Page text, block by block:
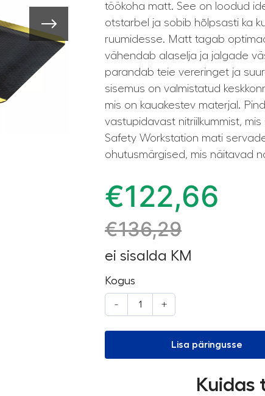
töökoha matt. See on loodud
otstarbel ja sobib hõlpsasti ka
ruumidesse. Matt tagab
vähendab alaselja ja jalgade
parandab teie vereringet ja
sisemus on valmistatud
mis on kauakestev materjal.
vastupidavast nitriilkummist,
Safety Workstation mati
ohutusmärgised, mis näitavad
€122,66
€136,29
ei sisalda KM
Kogus
- +
Lisa päringusse
Kuidas